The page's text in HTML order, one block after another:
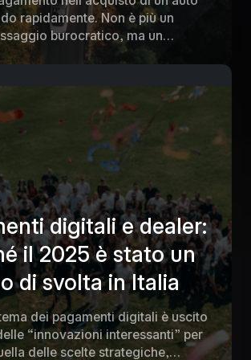
rapidamente. Non è più un
burocratico, ma un
della customer journey.
veicolo in modo rapido e
con la possibilità di versare la
prima del ritiro.
digitali e dealer:
il 2025 è stato un
di svolta in Italia
dei pagamenti digitali è uscito
“innovazioni interessanti” per
delle scelte strategiche,